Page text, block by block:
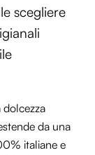
scegliere
dolcezza
da una
italiane e